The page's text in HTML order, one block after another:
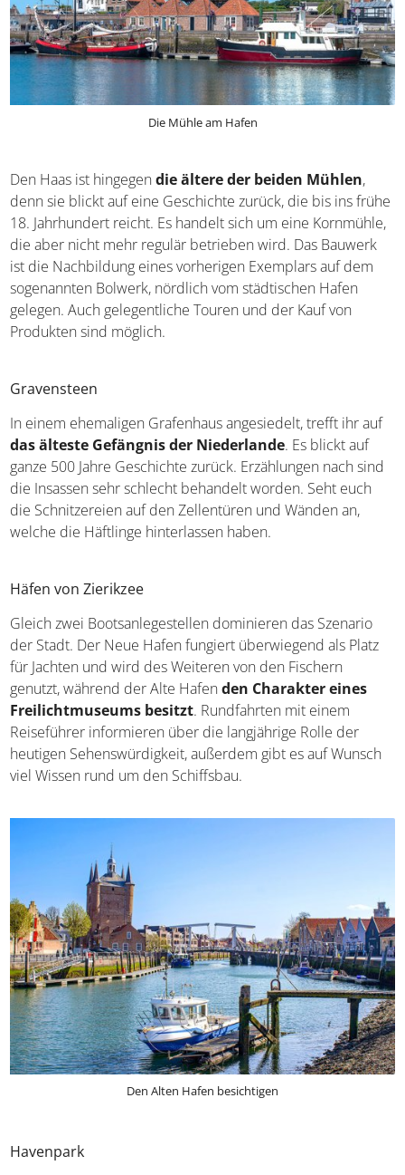
Den Haas ist hingegendie ältere der beiden Mühlen,
denn sie blickt auf eine Geschichte zurück, die bis ins
frühe 18. Jahrhundert reicht. Es handelt sich um eine
Kornmühle, die aber nicht mehr regulär betrieben wird.
Das Bauwerk ist die Nachbildung eines vorherigen
Exemplars auf dem sogenannten Bolwerk, nördlich vom
städtischen Hafen gelegen. Auch gelegentliche Touren
Gravensteen
In einem ehemaligen Grafenhaus angesiedelt, trefft ihr
aufdas älteste Gefängnis der Niederlande. Es blickt
auf ganze 500 Jahre Geschichte zurück. Erzählungen nach
sind die Insassen sehr schlecht behandelt worden. Seht
euch die Schnitzereien auf den Zellentüren und Wänden
Häfen von Zierikzee
Gleich zwei Bootsanlegestellen dominieren das Szenario
der Stadt. Der Neue Hafen fungiert überwiegend als Platz
für Jachten und wird des Weiteren von den Fischern
genutzt, während der Alte Hafenden Charakter eines
Freilichtmuseums besitzt. Rundfahrten mit einem
Reiseführer informieren über die langjährige Rolle der
heutigen Sehenswürdigkeit, außerdem gibt es auf